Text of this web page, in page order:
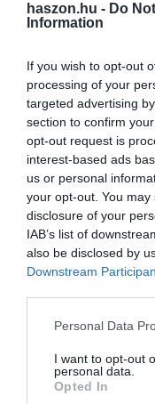
haszon.hu - Do
Information
If you wish to opt-out
processing of your
targeted advertising
section to confirm
opt-out request is
interest-based ads
us or personal
your opt-out. You
disclosure of your
IAB’s list of
also be disclosed by
Downstream
Please note that this
not limited to your
grant or deny
use your data for
Personal Data
I want to opt-out
personal data.
Opted In